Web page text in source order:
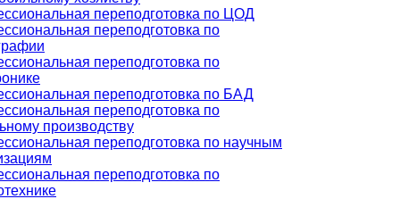
переподготовка по ЦОД
переподготовка по
переподготовка по
переподготовка по БАД
переподготовка по
производству
переподготовка по научным
переподготовка по